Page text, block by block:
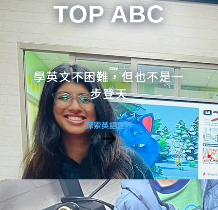
TOP ABC
學英文不困難，但也不是一
步登天
探索英語世界